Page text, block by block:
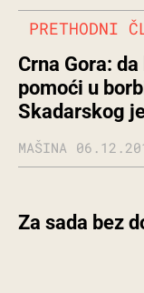
PRETHODNI
Crna Gora:
pomoći u
Skadarskog
MAŠINA
Za sada bez